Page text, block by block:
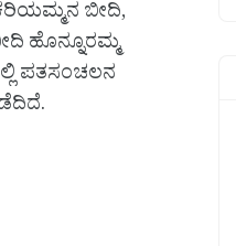
ಬೀದಿ,
ಹೊನ್ನೂರಮ್ಮ
ಪತಸಂಚಲನ